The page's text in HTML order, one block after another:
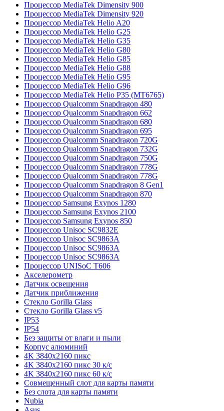
Процессор MediaTek Dimensity 900
Процессор MediaTek Dimensity 920
Процессор MediaTek Helio A20
Процессор MediaTek Helio G25
Процессор MediaTek Helio G35
Процессор MediaTek Helio G80
Процессор MediaTek Helio G85
Процессор MediaTek Helio G88
Процессор MediaTek Helio G95
Процессор MediaTek Helio G96
Процессор MediaTek Helio P35 (MT6765)
Процессор Qualcomm Snapdragon 480
Процессор Qualcomm Snapdragon 662
Процессор Qualcomm Snapdragon 680
Процессор Qualcomm Snapdragon 695
Процессор Qualcomm Snapdragon 720G
Процессор Qualcomm Snapdragon 732G
Процессор Qualcomm Snapdragon 750G
Процессор Qualcomm Snapdragon 778G
Процессор Qualcomm Snapdragon 778G
Процессор Qualcomm Snapdragon 8 Gen1
Процессор Qualcomm Snapdragon 870
Процессор Samsung Exynos 1280
Процессор Samsung Exynos 2100
Процессор Samsung Exynos 850
Процессор Unisoc SC9832E
Процессор Unisoc SC9863A
Процессор Unisoc SC9863A
Процессор Unisoc SC9863A
Процессор UNISoC T606
Акселерометр
Датчик освещения
Датчик приближения
Стекло Gorilla Glass
Стекло Gorilla Glass v5
IP53
IP54
Без защиты от влаги и пыли
Корпус алюминий
4K 3840x2160 пикс
4K 3840x2160 пикс 30 к/с
4K 3840x2160 пикс 60 к/с
Совмещенный слот для карты памяти
Без слота для карты памяти
Nubia